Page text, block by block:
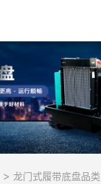
> 龙门式履带底盘品类